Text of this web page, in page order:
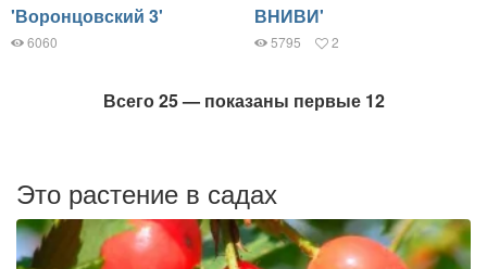
'Воронцовский 3'
6060
ВНИВИ'
5795 2
Всего 25 — показаны первые 12
Это растение в садах